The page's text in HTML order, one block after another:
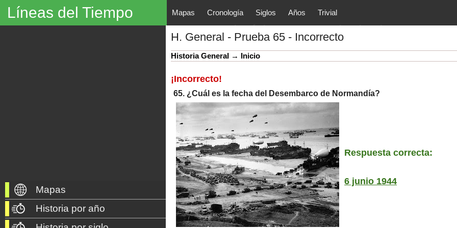
Líneas del Tiempo
Líneas del Tiempo, Mapas Históricos y principales
descubrimientos, exploraciones, política, arte, cultura, etc.) de la
año 3000 a. C. hasta nuestros días.
Mapas Cronología Siglos Años Trivial
H. General - Prueba 65 - Incorrecto
Historia General → Inicio
¡Incorrecto!
65. ¿Cuál es la fecha del Desembarco de Normandía?
Respuesta correcta:
6 junio 1944
Mapas
Historia por año